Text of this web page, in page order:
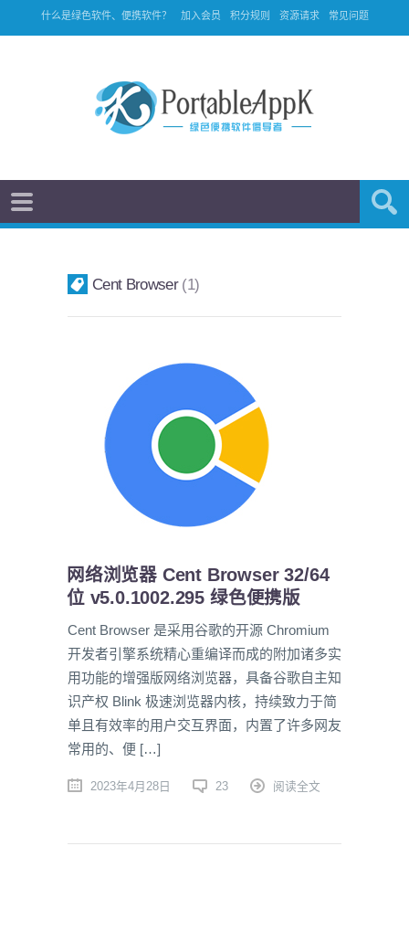
什么是绿色软件、便携软件？ 加入会员 积分规则 资源请求 常见问题
Cent Browser 1
网络浏览器 Cent Browser 32/64
位 v5.0.1002.295 绿色便携版
Cent Browser 是采用谷歌的开源 Chromium
开发者引擎系统精心重编译而成的附加诸多实
用功能的增强版网络浏览器，具备谷歌自主知
识产权 Blink 极速浏览器内核，持续致力于简
单且有效率的用户交互界面，内置了许多网友
常用的、便 […]
2023年4月28日 23 阅读全文